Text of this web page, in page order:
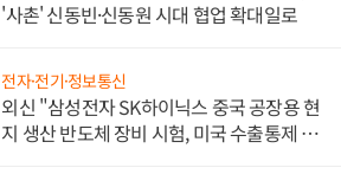
'사촌' 신동빈·신동원 시대 협업 확대일로
전자·전기·정보통신
외신 "삼성전자 SK하이닉스 중국 공장용 현
지 생산 반도체 장비 시험, 미국 수출통제 대